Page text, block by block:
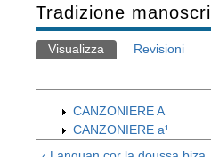
Tradizione
Schede primarie
Visualizza (scheda attiva)
Revisioni
CANZONIERE A
CANZONIERE a¹